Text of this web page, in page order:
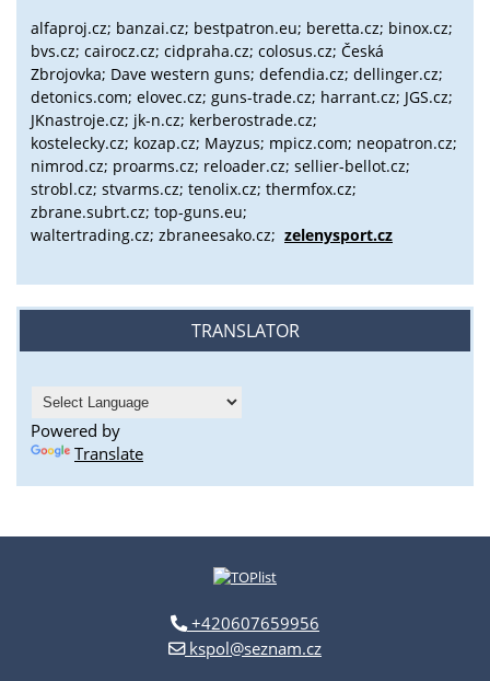
alfaproj.cz; banzai.cz; bestpatron.eu; beretta.cz; binox.cz;
bvs.cz; cairocz.cz; cidpraha.cz; colosus.cz; Česká
Zbrojovka; Dave western guns; defendia.cz; dellinger.cz;
detonics.com; elovec.cz; guns-trade.cz; harrant.cz; JGS.cz;
JKnastroje.cz; jk-n.cz; kerberostrade.cz;
kostelecky.cz; kozap.cz; Mayzus; mpicz.com; neopatron.cz;
nimrod.cz; proarms.cz; reloader.cz; sellier-bellot.cz;
strobl.cz; stvarms.cz; tenolix.cz; thermfox.cz;
zbrane.subrt.cz; top-guns.eu;
waltertrading.cz; zbraneesako.cz; zelenysport.cz
TRANSLATOR
Powered by
Translate
+420607659956
kspol@seznam.cz